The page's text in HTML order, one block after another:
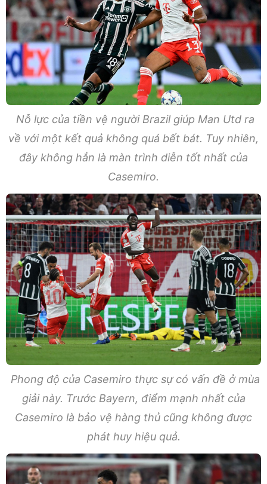
Nỗ lực của tiền vệ người Brazil giúp Man Utd ra
về với một kết quả không quá bết bát. Tuy nhiên,
đây không hẳn là màn trình diễn tốt nhất của
Casemiro.
Phong độ của Casemiro thực sự có vấn đề ở mùa
giải này. Trước Bayern, điểm mạnh nhất của
Casemiro là bảo vệ hàng thủ cũng không được
phát huy hiệu quả.